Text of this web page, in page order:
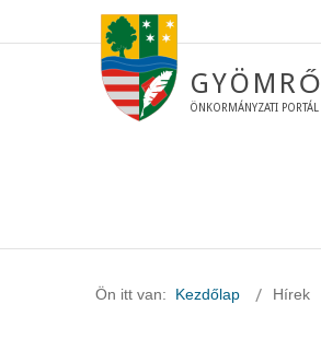
GYÖMRŐ
ÖNKORMÁNYZATI PORTÁL
Ön itt van: Kezdőlap Hírek